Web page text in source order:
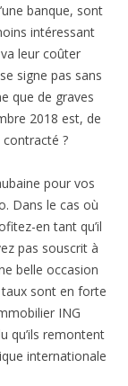
banque, sont
intéressant
leur coûter
signe pas sans
que de graves
2018 est, de
contracté ?
pour vos
Dans le cas où
en tant qu’il
pas souscrit à
belle occasion
taux sont en forte
ING
qu’ils remontent
internationale